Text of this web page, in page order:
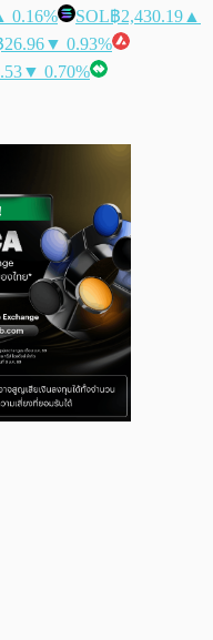
0.16% SOL฿2,430.19 ▲
26.96▼ 0.93%
▼ 0.70%